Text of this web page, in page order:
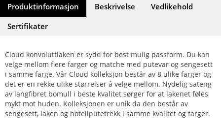
Produktinformasjon Beskrivelse
Vedlikehold
Sertifikater
Cloud konvoluttlaken er sydd for best mulig passform. Du kan
velge mellom flere farger og matche med putevar og sengesett
i samme farge. Vår Cloud kolleksjon består av 8 ulike farger og
det er en rekke ulike størrelser å velge mellom. Nydelig sateng
av langfibret bomull i beste kvalitet sørger for at lakenet føles
mykt mot huden. Kolleksjonen er unik da den består av
sengesett, laken og hotellputetrekk i samme kvalitet og farger.